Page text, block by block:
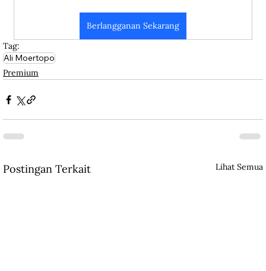
Berlangganan Sekarang
Tag:
Ali Moertopo
Premium
Postingan Terkait Lihat Semua